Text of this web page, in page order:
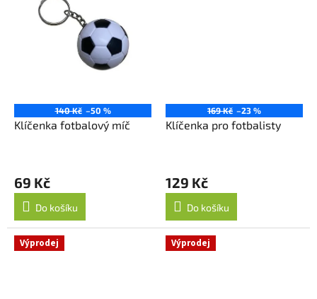
140 Kč –50 %
Klíčenka fotbalový míč
69 Kč
Do košíku
169 Kč –23 %
Klíčenka pro fotbalisty
129 Kč
Do košíku
Výprodej Výprodej